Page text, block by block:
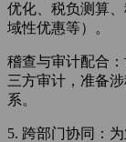
优化、税负测算
域性优惠等）。
稽查与审计配合
三方审计，准备
系。
5. 跨部门协同：